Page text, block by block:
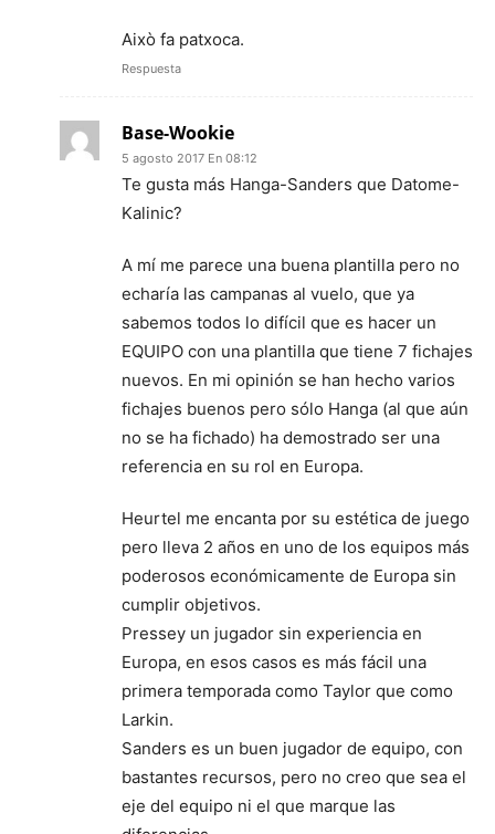
Això fa patxoca.
Respuesta
Base-Wookie
5 agosto 2017 En 08:12
Te gusta más Hanga-Sanders que Datome-
Kalinic?
A mí me parece una buena plantilla pero no
echaría las campanas al vuelo, que ya
sabemos todos lo difícil que es hacer un
EQUIPO con una plantilla que tiene 7 fichajes
nuevos. En mi opinión se han hecho varios
fichajes buenos pero sólo Hanga (al que aún
no se ha fichado) ha demostrado ser una
referencia en su rol en Europa.
Heurtel me encanta por su estética de juego
pero lleva 2 años en uno de los equipos más
poderosos económicamente de Europa sin
cumplir objetivos.
Pressey un jugador sin experiencia en
Europa, en esos casos es más fácil una
primera temporada como Taylor que como
Larkin.
Sanders es un buen jugador de equipo, con
bastantes recursos, pero no creo que sea el
eje del equipo ni el que marque las